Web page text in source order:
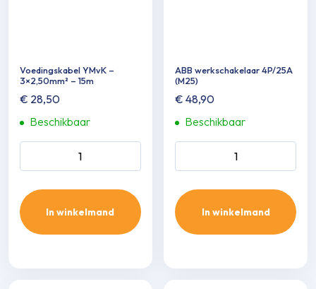
Voedingskabel YMvK –
3×2,50mm² – 15m
€ 28,50
Beschikbaar
Voedingskabel YMvK -
3x2,50mm² - 15m aantal
In winkelmand
ABB werkscha­kelaar 4P/25A
(M25)
€ 48,90
Beschikbaar
ABB werkscha­kelaar 4P/
(M25) aantal
In winkelmand